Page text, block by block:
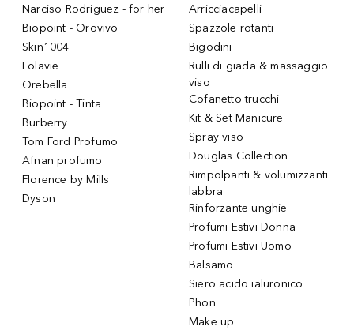
Narciso Rodriguez - for her
Biopoint - Orovivo
Skin1004
Lolavie
Orebella
Biopoint - Tinta
Burberry
Tom Ford Profumo
Afnan profumo
Florence by Mills
Dyson
Arricciacapelli
Spazzole rotanti
Bigodini
Rulli di giada & massaggio
viso
Cofanetto trucchi
Kit & Set Manicure
Spray viso
Douglas Collection
Rimpolpanti & volumizzanti
labbra
Rinforzante unghie
Profumi Estivi Donna
Profumi Estivi Uomo
Balsamo
Siero acido ialuronico
Phon
Make up